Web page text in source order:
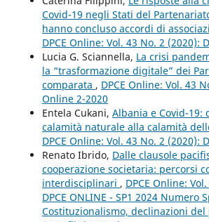
Covid-19 negli Stati del
hanno concluso accordi di
DPCE Online: Vol. 43 No. 2 (2020):
Lucia G. Sciannella, La crisi
la “trasformazione digitale” dei
comparata , DPCE Online: Vol. 43
Online 2-2020
Entela Cukani, Albania e Covid-19:
calamità naturale alla calamità
DPCE Online: Vol. 43 No. 2 (2020):
Renato Ibrido, Dalle clausole
cooperazione societaria: percorsi
interdisciplinari , DPCE Online:
DPCE ONLINE - SP1 2024 Numero
Costituzionalismo, declinazioni